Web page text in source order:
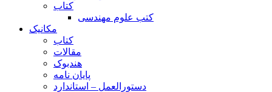
کتاب
کتب علوم مهندسی
مکانیک
کتاب
مقالات
هندبوک
پایان نامه
دستورالعمل – استاندارد